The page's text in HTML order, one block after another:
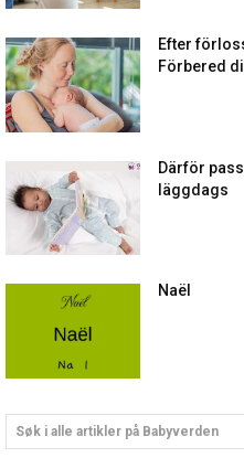
Efter
Förbered
Därför
läggdags
Naël
Søk i alle artikler på Babyverden